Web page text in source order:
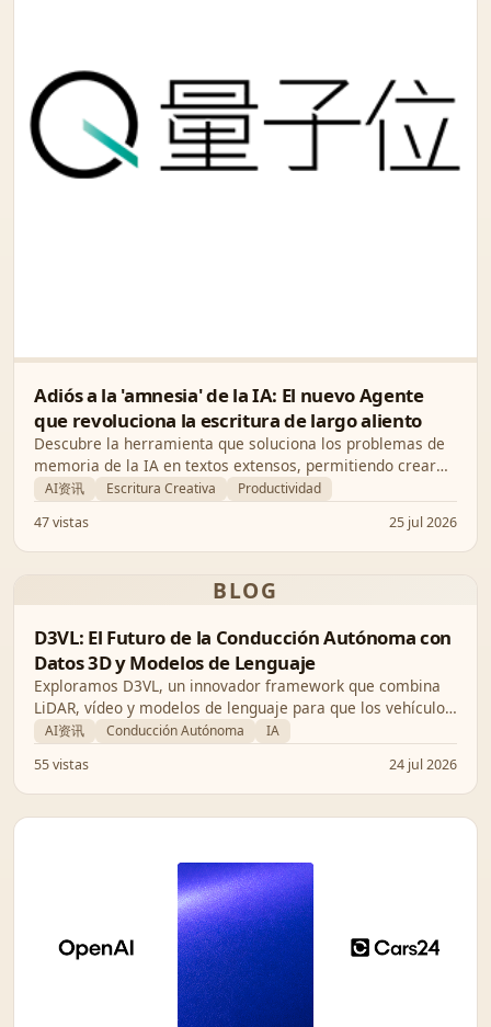
Adiós a la 'amnesia' de la IA: El nuevo Agente
que revoluciona la escritura de largo aliento
Descubre la herramienta que soluciona los problemas de
memoria de la IA en textos extensos, permitiendo crear
novelas y guiones con una facilidad asombrosa y sin
perder el hilo conductor.
AI资讯 Escritura Creativa
Productividad
47 vistas
25 jul 2026
BLOG
D3VL: El Futuro de la Conducción Autónoma con
Datos 3D y Modelos de Lenguaje
Exploramos D3VL, un innovador framework que combina
LiDAR, vídeo y modelos de lenguaje para que los vehículos
autónomos entiendan el entorno con una precisión sin
precedentes.
AI资讯 Conducción Autónoma
IA
55 vistas
24 jul 2026